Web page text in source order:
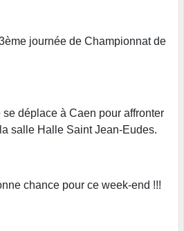
journée de Championnat de
déplace à Caen pour affronter
salle Halle Saint Jean-Eudes.
chance pour ce week-end !!!